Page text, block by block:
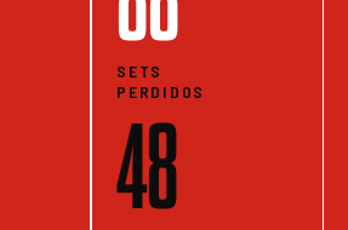
SETS
PERDIDOS
48